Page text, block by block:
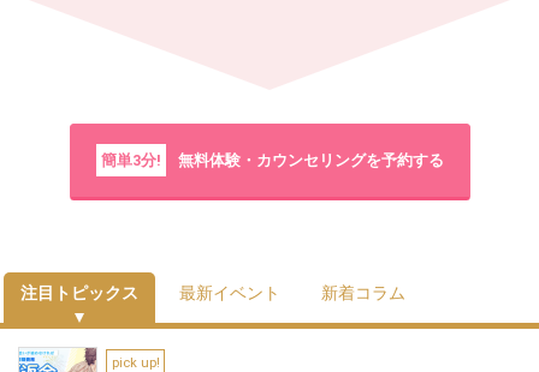
簡単3分! 無料体験・カウンセリングを予約する
注目トピックス 最新イベント 新着コラム
pick up!